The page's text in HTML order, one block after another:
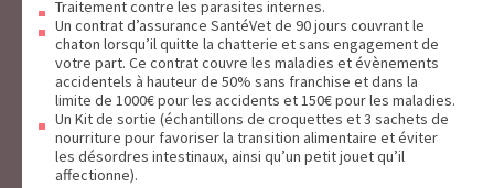
Traitement contre les parasites internes.
Un contrat d’assurance SantéVet de 90 jours couvrant le
chaton lorsqu’il quitte la chatterie et sans engagement de
votre part. Ce contrat couvre les maladies et évènements
accidentels à hauteur de 50% sans franchise et dans la
limite de 1000€ pour les accidents et 150€ pour les maladies.
Un Kit de sortie (échantillons de croquettes et 3 sachets de
nourriture pour favoriser la transition alimentaire et éviter
les désordres intestinaux, ainsi qu’un petit jouet qu’il
affectionne).